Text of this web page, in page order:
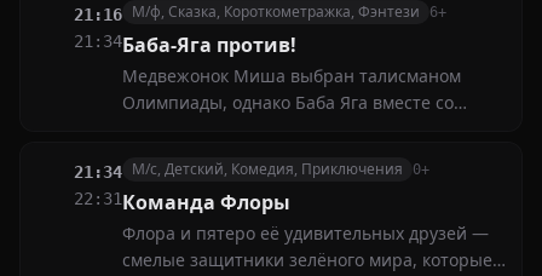
Вместе они знакомятся с новыми животными
и насекомыми, учатся общаться, играют и
фантазируют
21:16
21:34
М/ф, Сказка, Короткометражка, Фэнтези 6+
Баба-Яга против!
Медвежонок Миша выбран талисманом
Олимпиады, однако Баба Яга вместе со
Олимпиаду, а затем и участвовать в ней
21:34
22:31
М/с, Детский, Комедия, Приключения 0+
Команда Флоры
Флора и пятеро её удивительных друзей —
смелые защитники зелёного мира, которые